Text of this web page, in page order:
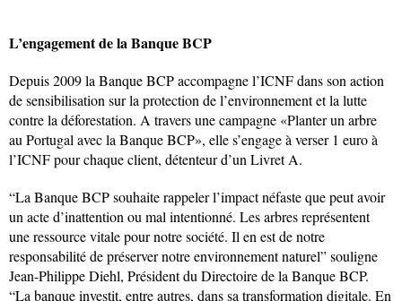
L’engagement de la Banque BCP
Depuis 2009 la Banque BCP accompagne l’ICNF dans son action
de sensibilisation sur la protection de l’environnement et la lutte
contre la déforestation. A travers une campagne «Planter un arbre
au Portugal avec la Banque BCP», elle s’engage à verser 1 euro à
l’ICNF pour chaque client, détenteur d’un Livret A.
“La Banque BCP souhaite rappeler l’impact néfaste que peut avoir
un acte d’inattention ou mal intentionné. Les arbres représentent
une ressource vitale pour notre société. Il en est de notre
responsabilité de préserver notre environnement naturel” souligne
Jean-Philippe Diehl, Président du Directoire de la Banque BCP.
“La banque investit, entre autres, dans sa transformation digitale. En